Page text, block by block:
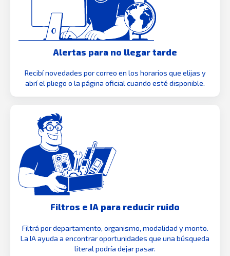
Alertas para no llegar tarde
Recibí novedades por correo en los horarios que elijas y
abrí el pliego o la página oficial cuando esté disponible.
Filtros e IA para reducir ruido
Filtrá por departamento, organismo, modalidad y monto.
La IA ayuda a encontrar oportunidades que una búsqueda
literal podría dejar pasar.